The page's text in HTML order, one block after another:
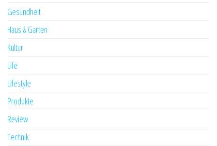
Gesundheit
Haus & Garten
Kultur
Life
Lifestyle
Produkte
Review
Technik